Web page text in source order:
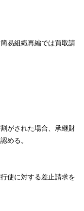
易組織再編では買取請
がされた場合、承継財
める。
使に対する差止請求を